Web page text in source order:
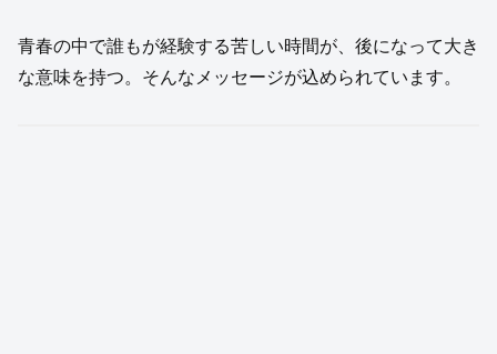
青春の中で誰もが経験する苦しい時間が、後になって大き
な意味を持つ。そんなメッセージが込められています。